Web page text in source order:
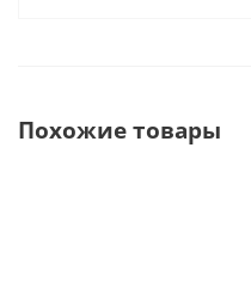
Похожие товары